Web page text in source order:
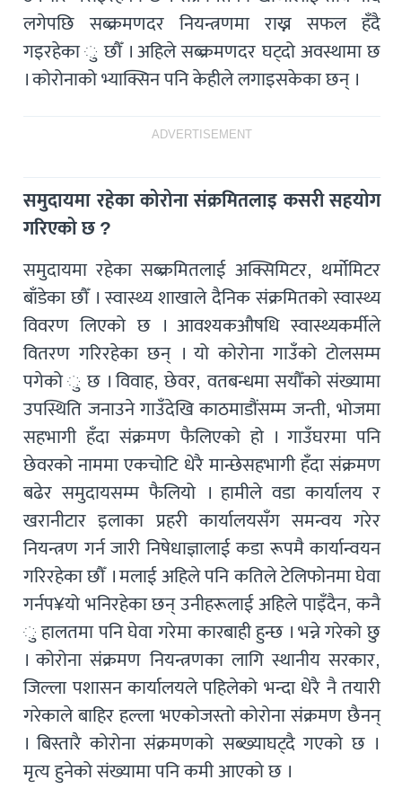
लगेपछि सब्क्रमणदर नियन्त्रणमा राख्न सफल हँदै
गइरहेका ु छौँ । अहिले सब्क्रमणदर घट्दो अवस्थामा छ
। कोरोनाको भ्याक्सिन पनि केहीले लगाइसकेका छन् ।
ADVERTISEMENT
समुदायमा रहेका कोरोना संक्रमितलाइ कसरी सहयोग
गरिएको छ ?
समुदायमा रहेका सब्क्रमितलाई अक्सिमिटर, थर्मोमिटर
बाँडेका छौँ । स्वास्थ्य शाखाले दैनिक संक्रमितको स्वास्थ्य
विवरण लिएको छ । आवश्यकऔषधि स्वास्थ्यकर्मीले
वितरण गरिरहेका छन् । यो कोरोना गाउँको टोलसम्म
पगेको ु छ । विवाह, छेवर, वतबन्धमा सयौँको संख्यामा
उपस्थिति जनाउने गाउँदेखि काठमाडौंसम्म जन्ती, भोजमा
सहभागी हँदा संक्रमण फैलिएको हो । गाउँघरमा पनि
छेवरको नाममा एकचोटि धेरै मान्छेसहभागी हँदा संक्रमण
बढेर समुदायसम्म फैलियो । हामीले वडा कार्यालय र
खरानीटार इलाका प्रहरी कार्यालयसँग समन्वय गरेर
नियन्त्रण गर्न जारी निषेधाज्ञालाई कडा रूपमै कार्यान्वयन
गरिरहेका छौँ । मलाई अहिले पनि कतिले टेलिफोनमा घेवा
गर्नप¥यो भनिरहेका छन् उनीहरूलाई अहिले पाइँदैन, कनै
ु हालतमा पनि घेवा गरेमा कारबाही हुन्छ । भन्ने गरेको छु
। कोरोना संक्रमण नियन्त्रणका लागि स्थानीय सरकार,
जिल्ला पशासन कार्यालयले पहिलेको भन्दा धेरै नै तयारी
गरेकाले बाहिर हल्ला भएकोजस्तो कोरोना संक्रमण छैनन्
। बिस्तारै कोरोना संक्रमणको सब्ख्याघट्दै गएको छ ।
मृत्य हुनेको संख्यामा पनि कमी आएको छ ।